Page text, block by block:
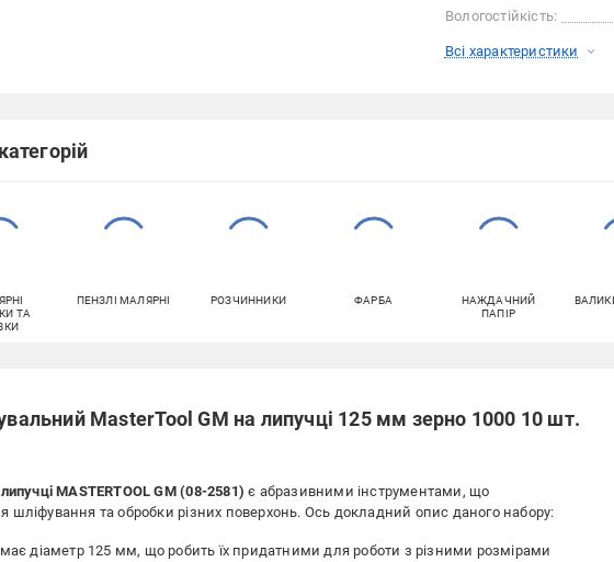
Вологостійкість:
Всі характеристики
ТА
ПЕНЗЛІ МАЛЯРНІ РОЗЧИННИКИ ФАРБА
НАЖДАЧНИЙ
ПАПІР
MasterTool GM на липучці 125 мм зерно 1000 10 шт.
MASTERTOOL GM (08-2581) є абразивними інструментами, що
шліфування та обробки різних поверхонь. Ось докладний опис даного набору:
діаметр 125 мм, що робить їх придатними для роботи з різними розмірами